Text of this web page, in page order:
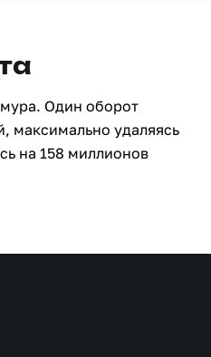
Один оборот
максимально удаляясь
на 158 миллионов